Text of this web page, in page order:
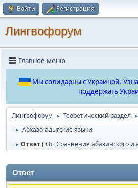
Войти Регистрация
Лингвофорум
Главное меню
Мы солидарны с Украиной.
поддержать
Лингвофорум ► Теоретический раздел ►
► Абхазо-адыгские языки
► Ответ (От: Сравнение абазинского и
Ответ